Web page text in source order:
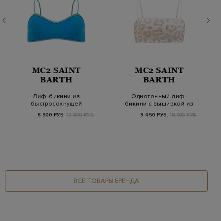
MC2 SAINT
BARTH
Лиф-бикини из
быстросохнущей
ткани с мерцающими
вкрапл…
6 900 РУБ. 13 800 РУБ.
MC2 SAINT
BARTH
Однотонный лиф-
бикини с вышивкой из
мерцающих стразов
9 450 РУБ. 18 900 РУБ.
ВСЕ ТОВАРЫ БРЕНДА